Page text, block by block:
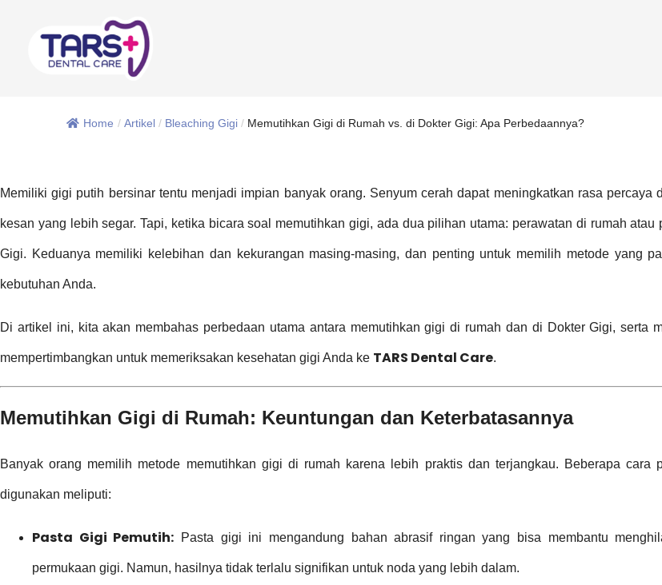
Home / Artikel / Bleaching Gigi / Memutihkan Gigi di Rumah vs. di Dokter Gigi: Apa Perbedaannya?
Memiliki gigi putih bersinar tentu menjadi impian banyak orang. Senyum cerah dapat meningkatkan rasa percaya
kesan yang lebih segar. Tapi, ketika bicara soal memutihkan gigi, ada dua pilihan utama: perawatan di rumah atau
Gigi. Keduanya memiliki kelebihan dan kekurangan masing-masing, dan penting untuk memilih metode yang
kebutuhan Anda.
Di artikel ini, kita akan membahas perbedaan utama antara memutihkan gigi di rumah dan di Dokter Gigi, serta
mempertimbangkan untuk memeriksakan kesehatan gigi Anda ke TARS Dental Care.
Memutihkan Gigi di Rumah: Keuntungan dan Keterbatasannya
Banyak orang memilih metode memutihkan gigi di rumah karena lebih praktis dan terjangkau. Beberapa cara
digunakan meliputi:
Pasta Gigi Pemutih: Pasta gigi ini mengandung bahan abrasif ringan yang bisa membantu
permukaan gigi. Namun, hasilnya tidak terlalu signifikan untuk noda yang lebih dalam.